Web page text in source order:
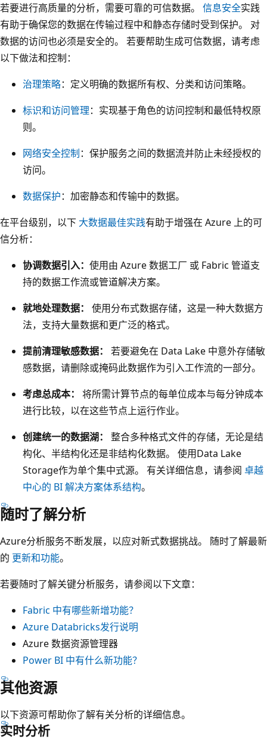
“
分
析
数
显
示
”
中
显
示
报
表
和
可
若要进行高质量的分析，需要可靠的可信数据。 信息安全实践
有助于确保您的数据在传输过程中和静态存储时受到保护。 对
数据的访问也必须是安全的。 若要帮助生成可信数据，请考虑
以下做法和控制：
治理策略：定义明确的数据所有权、分类和访问策略。
标识和访问管理：实现基于角色的访问控制和最低特权原
则。
网络安全控制：保护服务之间的数据流并防止未经授权的
访问。
数据保护：加密静态和传输中的数据。
在平台级别，以下 大数据最佳实践有助于增强在 Azure 上的可
信分析：
协调数据引入： 使用由 Azure 数据工厂 或 Fabric 管道支
持的数据工作流或管道解决方案。
就地处理数据：
使用分布式数据存储，这是一种大数据方
法，支持大量数据和更广泛的格式。
提前清理敏感数据：
若要避免在 Data Lake 中意外存储敏
感数据，请删除或掩码此数据作为引入工作流的一部分。
考虑总成本：
将所需计算节点的每单位成本与每分钟成本
进行比较，以在这些节点上运行作业。
创建统一的数据湖：
整合多种格式文件的存储，无论是结
构化、半结构化还是非结构化数据。 使用Data Lake
Storage作为单个集中式源。 有关详细信息，请参阅 卓越
中心的 BI 解决方案体系结构。
随时了解分析
Azure分析服务不断发展，以应对新式数据挑战。 随时了解最新
的 更新和功能。
若要随时了解关键分析服务，请参阅以下文章：
Fabric 中有哪些新增功能？
Azure Databricks发行说明
Azure 数据资源管理器
Power BI 中有什么新功能？
其他资源
以下资源可帮助你了解有关分析的详细信息。
实时分析